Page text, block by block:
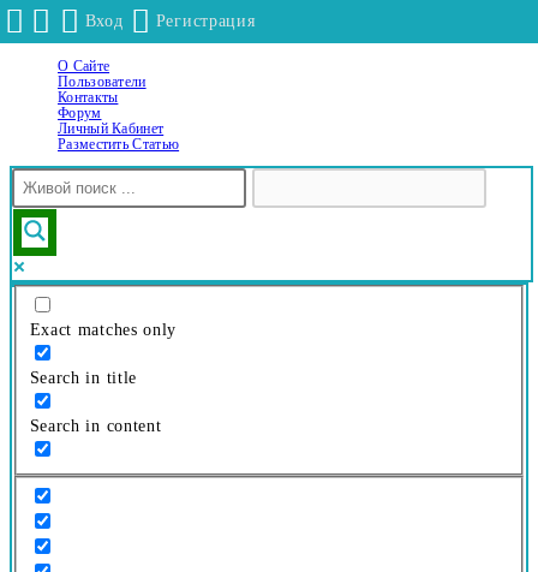
Перейти
содержимому
О Сайте
Пользователи
Контакты
Форум
Личный Кабинет
Разместить Статью
Exact matches only
Search in title
Search in content
Вход Регистрация